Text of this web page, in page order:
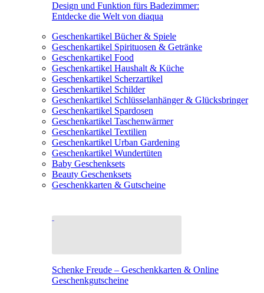
Design und Funktion fürs Badezimmer:
Entdecke die Welt von diaqua
Geschenkartikel Bücher & Spiele
Geschenkartikel Spirituosen & Getränke
Geschenkartikel Food
Geschenkartikel Haushalt & Küche
Geschenkartikel Scherzartikel
Geschenkartikel Schilder
Geschenkartikel Schlüsselanhänger & Glücksbringer
Geschenkartikel Spardosen
Geschenkartikel Taschenwärmer
Geschenkartikel Textilien
Geschenkartikel Urban Gardening
Geschenkartikel Wundertüten
Baby Geschenksets
Beauty Geschenksets
Geschenkkarten & Gutscheine
Schenke Freude – Geschenkkarten & Online
Geschenkgutscheine